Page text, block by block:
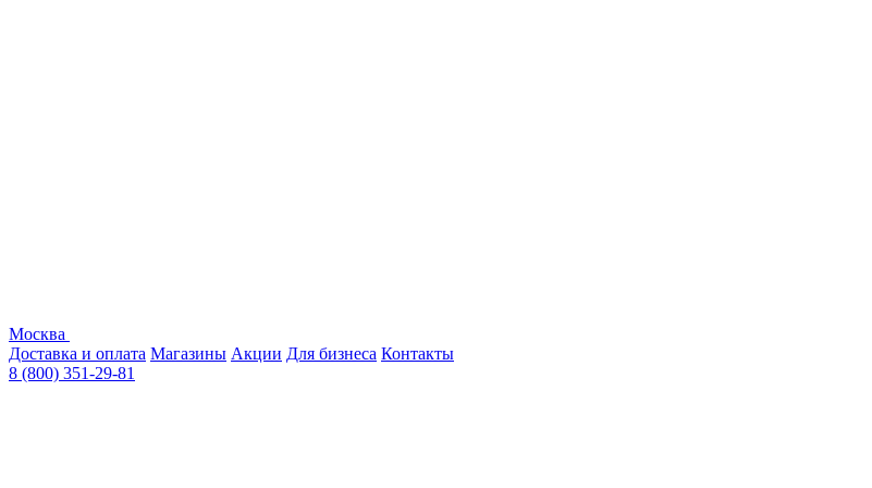
Москва
Доставка и оплата Магазины Акции Для бизнеса Контакты
8 (800) 351-29-81